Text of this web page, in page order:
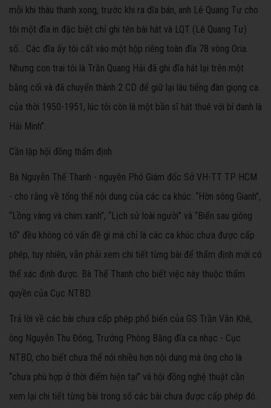
mỗi khi thâu thanh xong, trước khi ra dĩa bán, anh Lê Quang Tư cho
tôi một đĩa in đặc biệt chỉ ghi tên bài hát và LQT (Lê Quang Tư)
số… Các đĩa ấy tôi cất vào một hộp riêng toàn đĩa 78 vòng Oria.
Nhưng con trai tôi là Trần Quang Hải đã ghi đĩa hát lại trên một
băng cối và đã chuyển thành 2 CD để giữ lại lâu tiếng đàn giọng ca
của thời 1950-1951, lúc tôi còn là một bần sĩ hát thuê với bí danh là
Hải Minh”.
Cần lập hội đồng thẩm định
Bà Nguyễn Thế Thanh - nguyên Phó Giám đốc Sở VH-TT TP HCM
- cho rằng về tổng thể nội dung của các ca khúc: “Hờn sông Gianh”,
“Lồng vàng và chim xanh”, “Lịch sử loài người” và “Biển sau giông
tố” đều không có vấn đề gì mà chỉ là các ca khúc chưa được cấp
phép, tuy nhiên, vẫn phải xem chi tiết từng bài để thẩm định mới có
thể xác định được. Bà Thế Thanh cho biết việc này thuộc thẩm
quyền của Cục NTBD.
Trả lời về các bài chưa cấp phép phổ biến của GS Trần Văn Khê,
ông Nguyễn Thu Đông, Trưởng Phòng Băng đĩa ca nhạc - Cục
NTBD, cho biết chưa thể nói nhiều hơn nội dung mà ông cho là
“chưa phù hợp ở thời điểm hiện tại” và hội đồng nghệ thuật cần
xem lại chi tiết từng bài trong số các bài chưa được cấp phép đó.